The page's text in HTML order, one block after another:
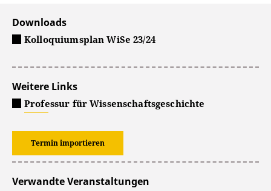
Downloads
Kolloquiumsplan WiSe 23/24
Weitere Links
Professur für Wissenschaftsgeschichte
Termin importieren
Verwandte Veranstaltungen